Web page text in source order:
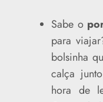
Sabe o
para
bolsinha
calça
hora de